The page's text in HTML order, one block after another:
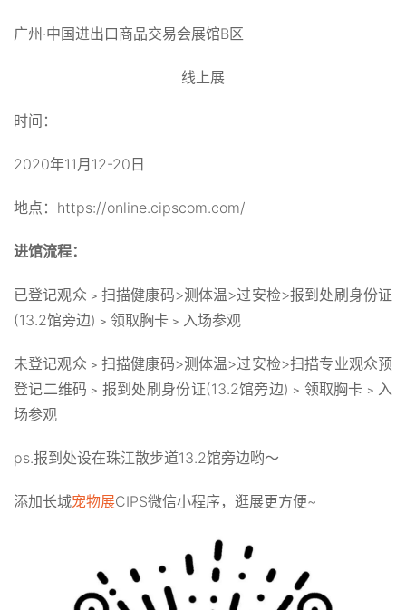
广州·中国进出口商品交易会展馆B区
线上展
时间：
2020年11月12-20日
地点：https://online.cipscom.com/
进馆流程：
已登记观众﹥扫描健康码>测体温>过安检>报到处刷身份证
(13.2馆旁边)﹥领取胸卡﹥入场参观
未登记观众﹥扫描健康码>测体温>过安检>扫描专业观众预
登记二维码﹥报到处刷身份证(13.2馆旁边)﹥领取胸卡﹥入
场参观
ps.报到处设在珠江散步道13.2馆旁边哟～
添加长城宠物展CIPS微信小程序，逛展更方便~